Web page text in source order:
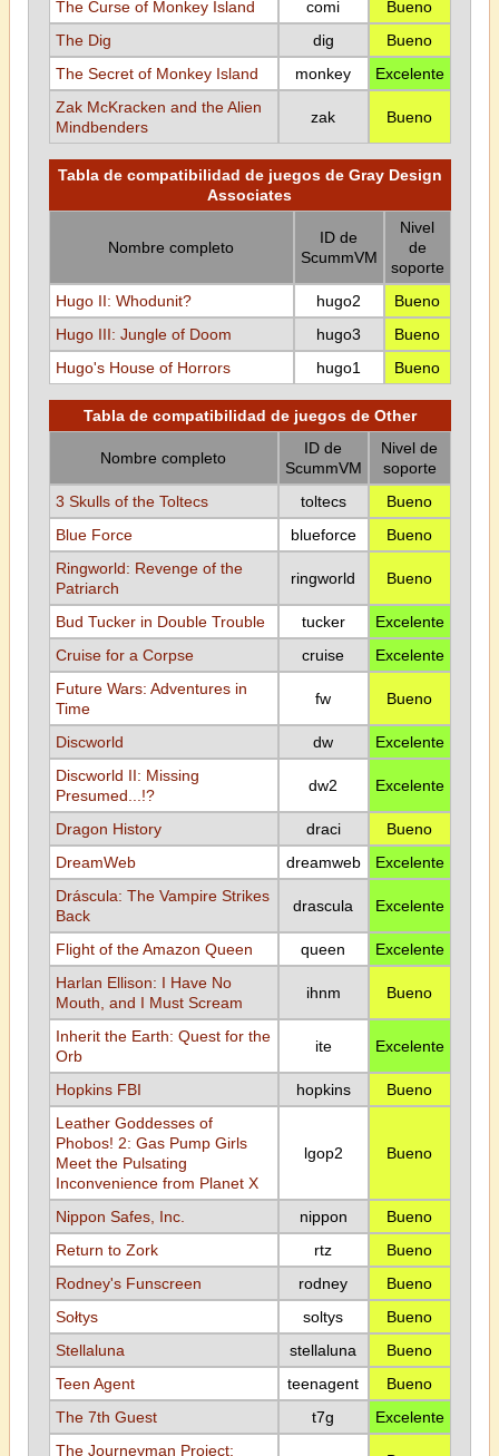
The Curse of Monkey Island
comi
Bueno
The Dig
dig
Bueno
The Secret of Monkey Island
monkey
Excelente
Zak McKracken and the Alien
Mindbenders
zak Bueno
Tabla de compatibilidad de juegos de Gray Design
Associates
Nombre completo
ID de
ScummVM
Nivel
de
soporte
Hugo II: Whodunit?
hugo2
Bueno
Hugo III: Jungle of Doom
hugo3
Bueno
Hugo's House of Horrors
hugo1 Bueno
Tabla de compatibilidad de juegos de Other
Nombre completo
ID de
ScummVM
Nivel de
soporte
3 Skulls of the Toltecs
toltecs
Bueno
Blue Force
blueforce
Bueno
Ringworld: Revenge of the
Patriarch
ringworld Bueno
Bud Tucker in Double Trouble tucker
Excelente
Cruise for a Corpse
cruise
Excelente
Future Wars: Adventures in
Time
fw Bueno
Discworld dw
Excelente
Discworld II: Missing
Presumed...!?
dw2 Excelente
Dragon History draci
Bueno
DreamWeb
dreamweb
Excelente
Dráscula: The Vampire Strikes
Back
drascula Excelente
Flight of the Amazon Queen queen
Excelente
Harlan Ellison: I Have No
Mouth, and I Must Scream
ihnm Bueno
Inherit the Earth: Quest for the
Orb
ite Excelente
Hopkins FBI hopkins
Bueno
Leather Goddesses of
Phobos! 2: Gas Pump Girls
Meet the Pulsating
Inconvenience from Planet X
lgop2 Bueno
Nippon Safes, Inc. nippon
Bueno
Return to Zork
rtz
Bueno
Rodney's Funscreen
rodney
Bueno
Sołtys
soltys
Bueno
Stellaluna
stellaluna
Bueno
Teen Agent
teenagent
Bueno
The 7th Guest
t7g
Excelente
The Journeyman Project: